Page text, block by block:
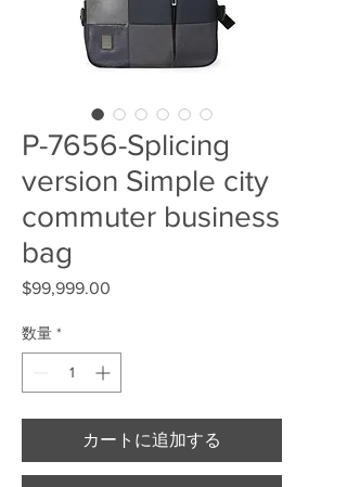
P-7656-Splicing
version Simple city
commuter business
bag
$99,999.00
数量 *
カートに追加する